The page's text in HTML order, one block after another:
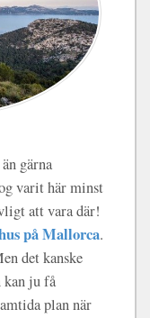
gärna
varit här minst
att vara där!
på Mallorca.
det kanske
kan ju få
plan när